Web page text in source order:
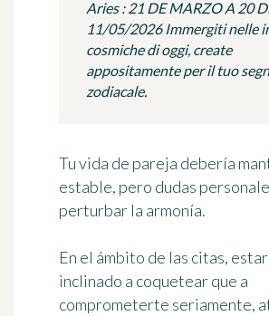
Aries : 21 DE MARZO A 20
11/05/2026 Immergiti nelle
cosmiche di oggi, create
appositamente per il tuo
zodiacale.
Tu vida de pareja debería
estable, pero dudas
perturbar la armonía.
En el ámbito de las citas,
inclinado a coquetear que a
comprometerte seriamente,